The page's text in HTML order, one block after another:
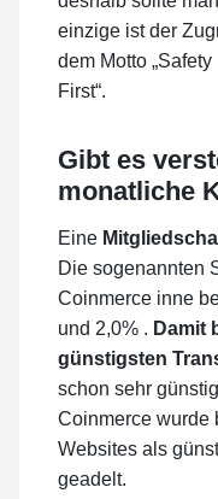
einzige ist der
dem Motto „Safety
First“.
Gibt es
monatliche
Eine
Die sogenannten
Coinmerce inne
und 2,0% . Damit
günstigsten
schon sehr
Coinmerce wurde
Websites als
geadelt.